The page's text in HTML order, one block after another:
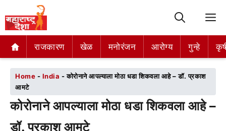
राजकारण खेळ मनोरंजन आरोग्य गुन्हे
राजकारण खेळ मनोरंजन आरोग्य गुन्हे
Home - India -कोरोनाने आपल्याला मोठा धडा शिकवला आहे – डॉ. प्रकाश
आमटे
कोरोनाने आपल्याला मोठा धडा शिकवला आहे –
डॉ. प्रकाश आमटे